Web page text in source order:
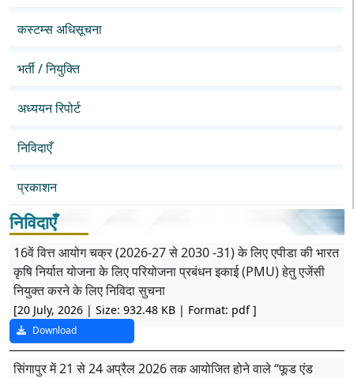
कस्टम्स अधिसूचना
भर्ती / नियुक्ति
अध्ययन रिपोर्ट
निविदाएँ
प्रकाशन
निविदाएँ
16वें वित्त आयोग चक्र (2026-27 से 2030 -31) के लिए एपीडा की भारत
कृषि निर्यात योजना के लिए परियोजना प्रबंधन इकाई (PMU) हेतु एजेंसी
नियुक्त करने के लिए निविदा सुचना
[20 July, 2026 | Size: 932.48 KB | Format: pdf
Download
]
सिंगापुर में 21 से 24 अप्रैल 2026 तक आयोजित होने वाले “फूड एंड